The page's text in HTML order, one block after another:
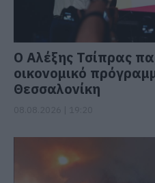
Ο Αλέξης Τσίπρας
οικονομικό
Θεσσαλονίκη